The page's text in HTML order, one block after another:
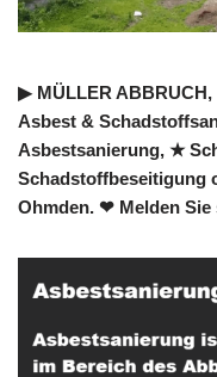
▶︎ MÜLLER
Asbest &
Asbestsanierung, ★
Schadstoffbeseitigung
Ohmden. ❤ Melden